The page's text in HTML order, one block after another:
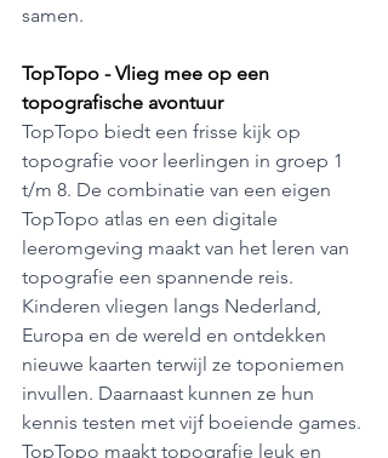
samen.
TopTopo - Vlieg mee op een
topografische avontuur
TopTopo biedt een frisse kijk op
topografie voor leerlingen in groep 1
t/m 8. De combinatie van een eigen
TopTopo atlas en een digitale
leeromgeving maakt van het leren van
topografie een spannende reis.
Kinderen vliegen langs Nederland,
Europa en de wereld en ontdekken
nieuwe kaarten terwijl ze toponiemen
invullen. Daarnaast kunnen ze hun
kennis testen met vijf boeiende games.
TopTopo maakt topografie leuk en